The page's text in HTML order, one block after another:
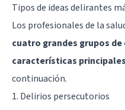
Tipos de ideas delirantes
Los profesionales de la
cuatro grandes grupos
características principales
continuación.
1. Delirios persecutorios